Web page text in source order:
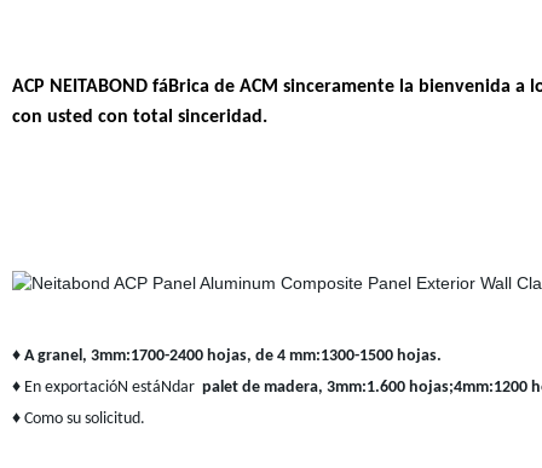
ACP NEITABOND fáBrica de ACM sinceramente la bienvenida
con usted con total sinceridad.
♦ A granel, 3mm:1700-2400 hojas, de 4 mm:1300-1500 hojas.
♦En exportacióN estáNdar palet de madera, 3mm:1.600 hojas;4mm:1200
♦Como su solicitud.